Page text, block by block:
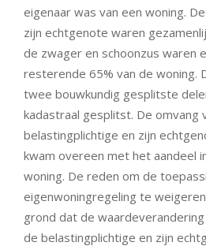
eigenaar was van een woning.
zijn echtgenote waren
de zwager en schoonzus waren
resterende 65% van de woning.
twee bouwkundig gesplitste
kadastraal gesplitst. De omvang
belastingplichtige en zijn
kwam overeen met het aandeel
woning. De reden om de
eigenwoningregeling te
grond dat de
de belastingplichtige en zijn